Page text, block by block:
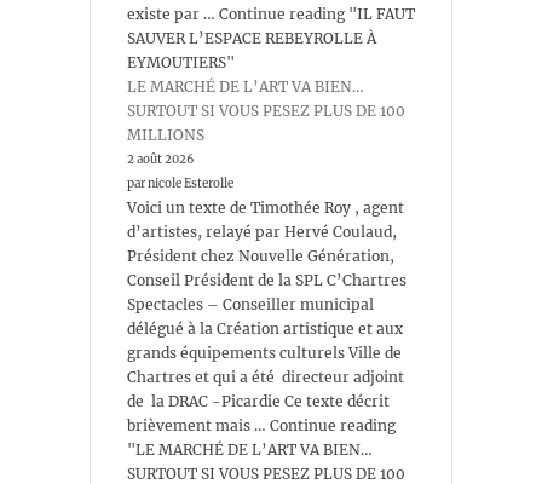
existe par … Continue reading "IL FAUT
SAUVER L’ESPACE REBEYROLLE À
EYMOUTIERS"
LE MARCHÉ DE L’ART VA BIEN…
SURTOUT SI VOUS PESEZ PLUS DE 100
MILLIONS
2 août 2026
par nicole Esterolle
Voici un texte de Timothée Roy , agent
d’artistes, relayé par Hervé Coulaud,
Président chez Nouvelle Génération,
Conseil Président de la SPL C’Chartres
Spectacles – Conseiller municipal
délégué à la Création artistique et aux
grands équipements culturels Ville de
Chartres et qui a été directeur adjoint
de la DRAC -Picardie Ce texte décrit
brièvement mais … Continue reading
"LE MARCHÉ DE L’ART VA BIEN…
SURTOUT SI VOUS PESEZ PLUS DE 100